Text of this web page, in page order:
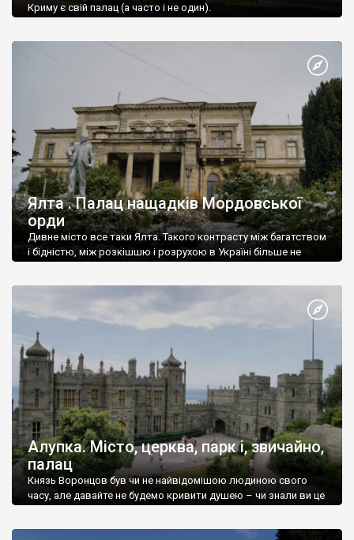
Криму є свій палац (а часто і не один).
Ялта . Палац нащадків Мордовської
орди
Дивне місто все таки Ялта. Такого контрасту між багатством
і бідністю, між розкішшю і розрухою в Україні більше не
Алупка. Місто, церква, парк і, звичайно,
палац
Князь Воронцов був чи не найвідомішою людиною свого
часу, але давайте не будемо кривити душею – чи знали ви це